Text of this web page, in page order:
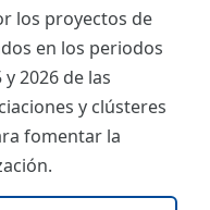
los proyectos de
en los periodos
y 2026 de las
y clústeres
fomentar la